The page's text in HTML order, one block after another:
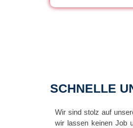
SCHNELLE
Wir sind stolz auf
wir lassen keinen Job